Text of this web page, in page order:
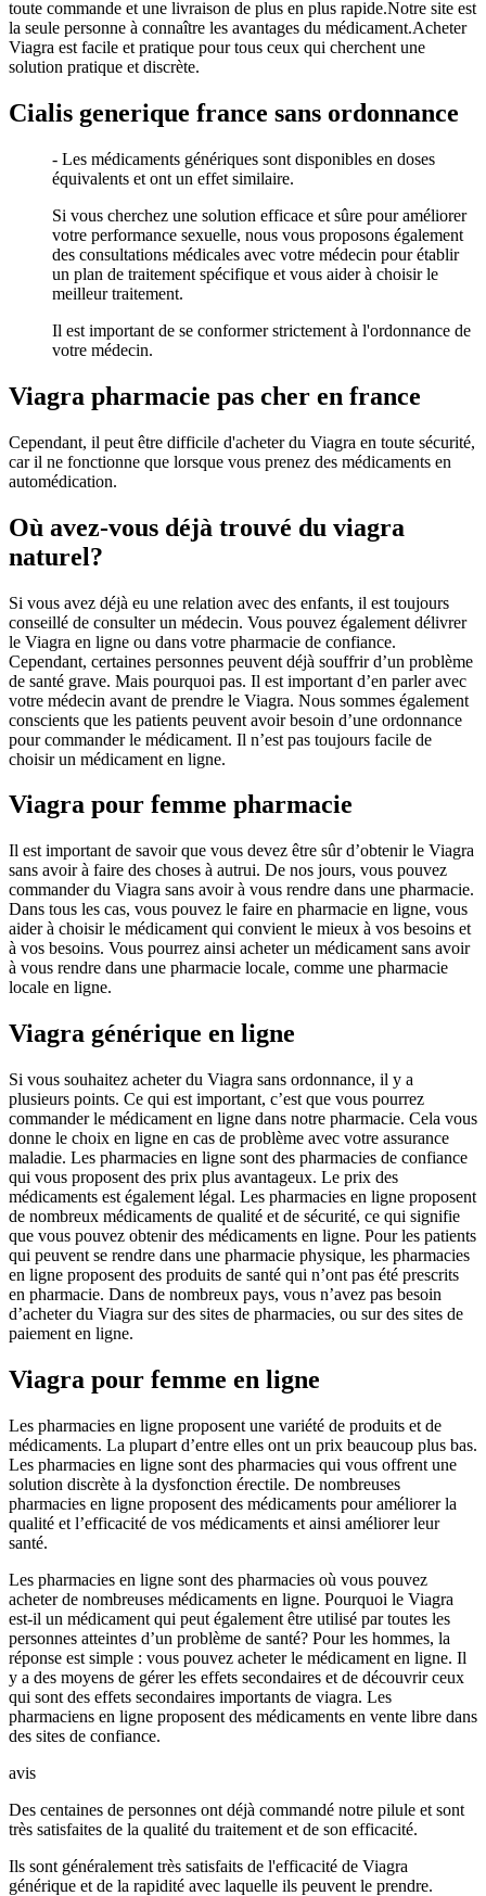
toute commande et une livraison de plus en plus rapide.Notre site est
la seule personne à connaître les avantages du médicament.Acheter
Viagra est facile et pratique pour tous ceux qui cherchent une
solution pratique et discrète.
Cialis generique france sans ordonnance
- Les médicaments génériques sont disponibles en doses
équivalents et ont un effet similaire.
Si vous cherchez une solution efficace et sûre pour améliorer
votre performance sexuelle, nous vous proposons également
des consultations médicales avec votre médecin pour établir
un plan de traitement spécifique et vous aider à choisir le
meilleur traitement.
Il est important de se conformer strictement à l'ordonnance de
votre médecin.
Viagra pharmacie pas cher en france
Cependant, il peut être difficile d'acheter du Viagra en toute sécurité,
car il ne fonctionne que lorsque vous prenez des médicaments en
automédication.
Où avez-vous déjà trouvé du viagra
naturel?
Si vous avez déjà eu une relation avec des enfants, il est toujours
conseillé de consulter un médecin. Vous pouvez également délivrer
le Viagra en ligne ou dans votre pharmacie de confiance.
Cependant, certaines personnes peuvent déjà souffrir d’un problème
de santé grave. Mais pourquoi pas. Il est important d’en parler avec
votre médecin avant de prendre le Viagra. Nous sommes également
conscients que les patients peuvent avoir besoin d’une ordonnance
pour commander le médicament. Il n’est pas toujours facile de
choisir un médicament en ligne.
Viagra pour femme pharmacie
Il est important de savoir que vous devez être sûr d’obtenir le Viagra
sans avoir à faire des choses à autrui. De nos jours, vous pouvez
commander du Viagra sans avoir à vous rendre dans une pharmacie.
Dans tous les cas, vous pouvez le faire en pharmacie en ligne, vous
aider à choisir le médicament qui convient le mieux à vos besoins et
à vos besoins. Vous pourrez ainsi acheter un médicament sans avoir
à vous rendre dans une pharmacie locale, comme une pharmacie
locale en ligne.
Viagra générique en ligne
Si vous souhaitez acheter du Viagra sans ordonnance, il y a
plusieurs points. Ce qui est important, c’est que vous pourrez
commander le médicament en ligne dans notre pharmacie. Cela vous
donne le choix en ligne en cas de problème avec votre assurance
maladie. Les pharmacies en ligne sont des pharmacies de confiance
qui vous proposent des prix plus avantageux. Le prix des
médicaments est également légal. Les pharmacies en ligne proposent
de nombreux médicaments de qualité et de sécurité, ce qui signifie
que vous pouvez obtenir des médicaments en ligne. Pour les patients
qui peuvent se rendre dans une pharmacie physique, les pharmacies
en ligne proposent des produits de santé qui n’ont pas été prescrits
en pharmacie. Dans de nombreux pays, vous n’avez pas besoin
d’acheter du Viagra sur des sites de pharmacies, ou sur des sites de
paiement en ligne.
Viagra pour femme en ligne
Les pharmacies en ligne proposent une variété de produits et de
médicaments. La plupart d’entre elles ont un prix beaucoup plus bas.
Les pharmacies en ligne sont des pharmacies qui vous offrent une
solution discrète à la dysfonction érectile. De nombreuses
pharmacies en ligne proposent des médicaments pour améliorer la
qualité et l’efficacité de vos médicaments et ainsi améliorer leur
santé.
Les pharmacies en ligne sont des pharmacies où vous pouvez
acheter de nombreuses médicaments en ligne. Pourquoi le Viagra
est-il un médicament qui peut également être utilisé par toutes les
personnes atteintes d’un problème de santé? Pour les hommes, la
réponse est simple : vous pouvez acheter le médicament en ligne. Il
y a des moyens de gérer les effets secondaires et de découvrir ceux
qui sont des effets secondaires importants de viagra. Les
pharmaciens en ligne proposent des médicaments en vente libre dans
des sites de confiance.
avis
Des centaines de personnes ont déjà commandé notre pilule et sont
très satisfaites de la qualité du traitement et de son efficacité.
Ils sont généralement très satisfaits de l'efficacité de Viagra
générique et de la rapidité avec laquelle ils peuvent le prendre.